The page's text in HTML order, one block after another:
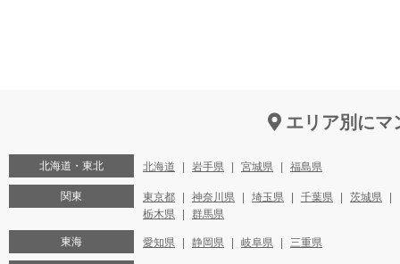
エリア別にマ
北海道・東北 北海道 岩手県 宮城県 福島県
関東 東京都 神奈川県 埼玉県 千葉県
茨城県
栃木県
群馬県
東海 愛知県 静岡県 岐阜県 三重県